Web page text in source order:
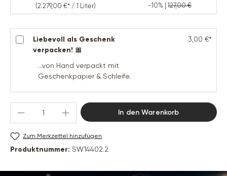
(2.279,00 €* / 1 Liter) -10% |127,00 €
Liebevoll als Geschenk
verpacken! 🎀
...von Hand verpackt mit
Geschenkpapier & Schleife.
3,00 €*
Produkt Anzahl: Gib den gewünschten
In den Warenkorb
Zum Merkzettel hinzufügen
Produktnummer: SW14402.2